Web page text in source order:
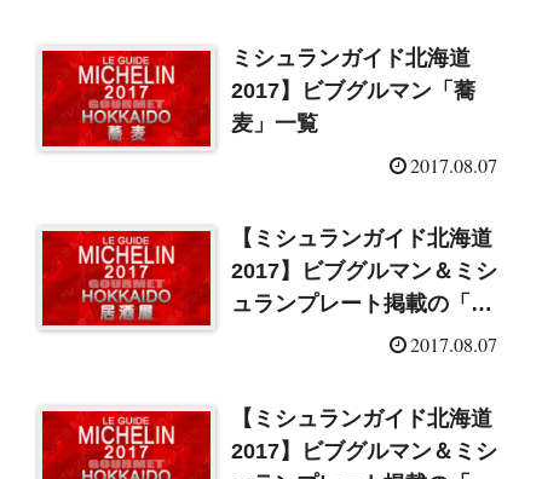
ミシュランガイド北海道
2017】ビブグルマン「蕎
麦」一覧
2017.08.07
【ミシュランガイド北海道
2017】ビブグルマン＆ミシ
ュランプレート掲載の「居
2017.08.07
【ミシュランガイド北海道
2017】ビブグルマン＆ミシ